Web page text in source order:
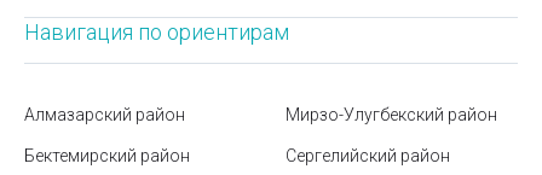
Как выбрать смартфон для пожилого человека
Ташкентский музей железнодорожной техники
Частный vs государственный ВУЗ: что выбрать и в
Навигация по ориентирам
Алмазарский район
Бектемирский район
Мирзо-Улугбекский район
Сергелийский район